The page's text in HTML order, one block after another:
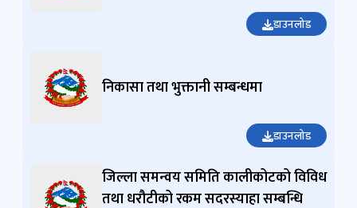
डाउनलोड
निकासा तथा भुक्तानी सम्बन्धमा
डाउनलोड
जिल्ला समन्वय समिति कालीकोटको विविध
तथा धरौटीको रकम सदरस्याहा सम्बन्धि